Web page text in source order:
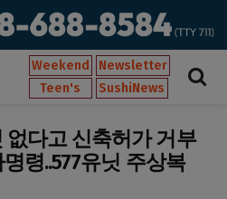
Weekend
Newsletter
Teen's
SushiNews
없다고 신축허가 거부
령..577유닛 주상복